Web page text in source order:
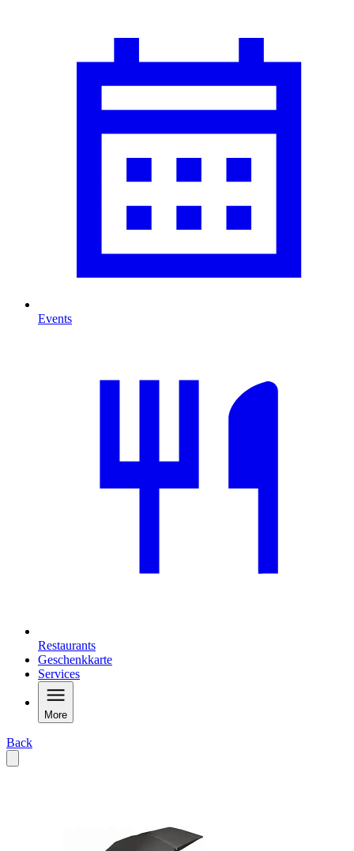
Events
Restaurants
Geschenkkarte
Services
More
Back